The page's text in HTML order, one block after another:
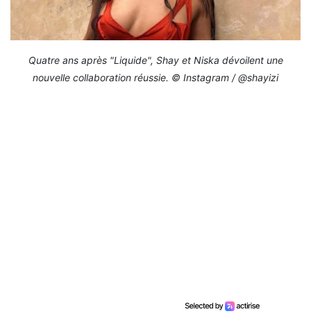
Quatre ans après "Liquide", Shay et Niska dévoilent une
nouvelle collaboration réussie. © Instagram / @shayizi